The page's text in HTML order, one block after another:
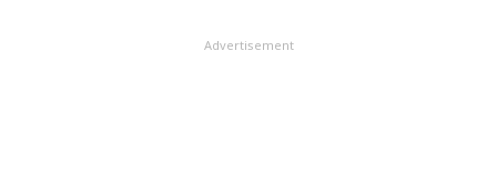
Advertisement